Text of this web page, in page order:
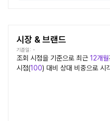
시장 & 브랜드
기준일: -
조회 시점을 기준으로 최근 12개월
시점(100) 대비 상대 비중으로 시